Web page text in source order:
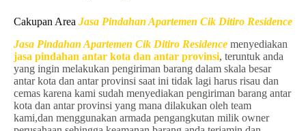
Cakupan Area Jasa Pindahan Apartemen Cik Ditiro Residence
Jasa Pindahan Apartemen Cik Ditiro Residence menyediakan
jasa pindahan antar kota dan antar provinsi, teruntuk anda
yang ingin melakukan pengiriman barang dalam skala besar
antar kota dan antar provinsi saat ini tidak lagi harus risau dan
cemas karena kami sudah menyediakan pengiriman barang antar
kota dan antar provinsi yang mana dilakukan oleh team
kami,dan menggunakan armada pengangkutan milik owner